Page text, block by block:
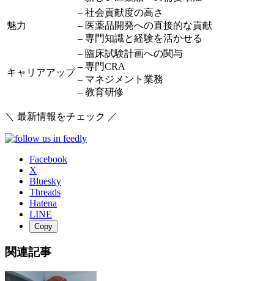
魅力
– 社会貢献度の高さ
– 医薬品開発への直接的な貢献
– 専門知識と経験を活かせる
キャリアアップ
– 臨床試験計画への関与
– 専門CRA
– マネジメント業務
– 教育研修
＼ 最新情報をチェック ／
Facebook
X
Bluesky
Threads
Hatena
LINE
Copy
関連記事